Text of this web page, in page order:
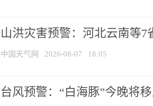
山洪灾害预警：河北云南等7
中国天气网 2026-08-07 18:05
台风预警：“白海豚”今晚将